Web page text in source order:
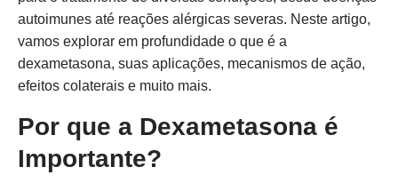
autoimunes até reações alérgicas severas. Neste artigo,
vamos explorar em profundidade o que é a
dexametasona, suas aplicações, mecanismos de ação,
efeitos colaterais e muito mais.
Por que a Dexametasona é
Importante?